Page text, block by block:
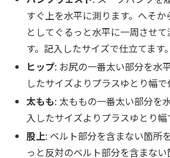
すぐ上を水平に測ります。へそ
としてぐるっと水平に一周させ
す。記入したサイズで仕立てます。
ヒップ: お尻の一番太い部分を水
したサイズよりプラスゆとり幅で
太もも: 太ももの一番太い部分を
入したサイズよりプラスゆとり幅
股上: ベルト部分を含まない箇所
っと反対のベルト部分を含まな